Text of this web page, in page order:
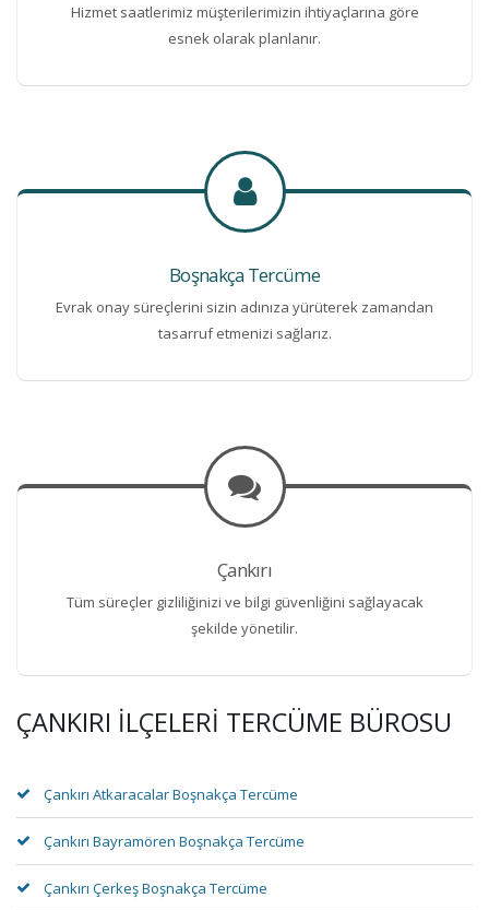
Hizmet saatlerimiz müşterilerimizin ihtiyaçlarına göre
esnek olarak planlanır.
Boşnakça Tercüme
Evrak onay süreçlerini sizin adınıza yürüterek zamandan
tasarruf etmenizi sağlarız.
Çankırı
Tüm süreçler gizliliğinizi ve bilgi güvenliğini sağlayacak
şekilde yönetilir.
ÇANKIRI İLÇELERI TERCÜME BÜROSU
Çankırı Atkaracalar Boşnakça Tercüme
Çankırı Bayramören Boşnakça Tercüme
Çankırı Çerkeş Boşnakça Tercüme